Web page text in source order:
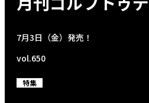
7月3日（金）発売！
vol.650
特集